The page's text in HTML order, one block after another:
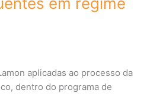
aplicadas ao processo da
dentro do programa de